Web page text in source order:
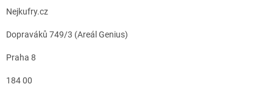
Nejkufry.cz
Dopraváků 749/3 (Areál Genius)
Praha 8
184 00